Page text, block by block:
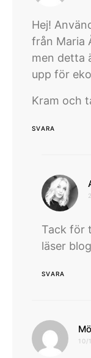
Hej!
från Maria
men detta
upp för
Kram och
SVARA
Tack för
läser
SVARA
10/